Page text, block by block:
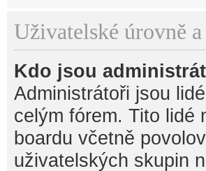
Uživatelské úrovně
Kdo jsou
Administrátoři jsou
celým fórem. Tito lidé
boardu včetně
uživatelských skupin